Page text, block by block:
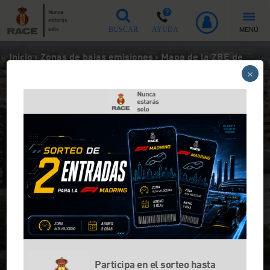
Nunca
estarás
solo
BUSCAR AYUDA MENÚ
Inicio > Zonas de bajas emisiones > Mapa de la ZBE de
Mapa de la ZBE de Gavà
Desde el 1 de septiembre de 2024 la ZBE de
Gavà sancionará a los vehículos más
contaminantes.
Participa en el sorteo hasta
×